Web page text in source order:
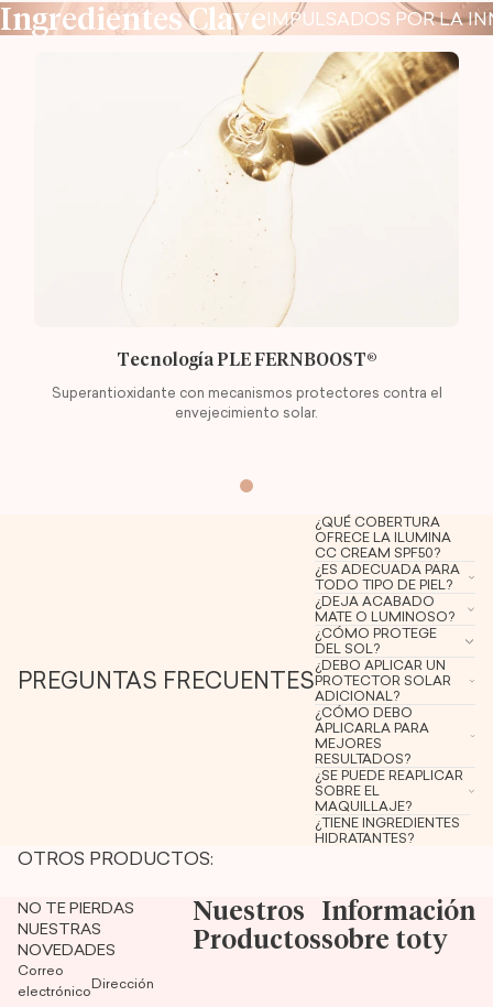
Ingredientes ClaveIMPULSADOS POR LA
Tecnología PLE FERNBOOST®
Superantioxidante con mecanismos protectores contra el
envejecimiento solar.
PREGUNTAS FRECUENTES
¿QUÉ COBERTURA
OFRECE LA ILUMINA
CC CREAM SPF50?
¿ES ADECUADA PARA
TODO TIPO DE PIEL?
¿DEJA ACABADO
MATE O LUMINOSO?
¿CÓMO PROTEGE
DEL SOL?
¿DEBO APLICAR UN
PROTECTOR SOLAR
ADICIONAL?
¿CÓMO DEBO
APLICARLA PARA
MEJORES
RESULTADOS?
¿SE PUEDE REAPLICAR
SOBRE EL
MAQUILLAJE?
¿TIENE INGREDIENTES
HIDRATANTES?
OTROS PRODUCTOS:
NO TE PIERDAS
NUESTRAS
NOVEDADES
Correo
electrónico
Nuestros
Productos
Información
sobre toty